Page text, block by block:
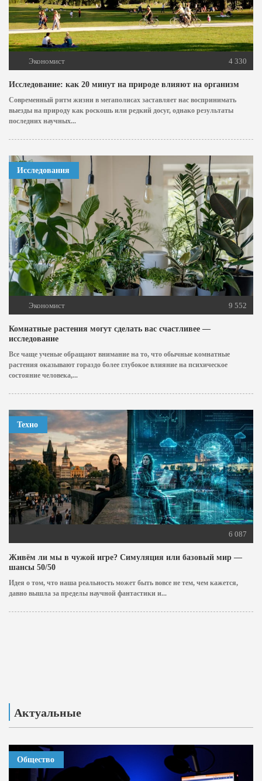
Экономист 4 330
Исследование: как 20 минут на природе влияют на организм
Современный ритм жизни в мегаполисах заставляет нас воспринимать
выезды на природу как роскошь или редкий досуг, однако результаты
последних научных...
Исследования
Экономист 9 552
Комнатные растения могут сделать вас счастливее —
исследование
Все чаще ученые обращают внимание на то, что обычные комнатные
растения оказывают гораздо более глубокое влияние на психическое
состояние человека,...
Техно
6 087
Живём ли мы в чужой игре? Симуляция или базовый мир —
шансы 50/50
Идея о том, что наша реальность может быть вовсе не тем, чем кажется,
давно вышла за пределы научной фантастики и...
Актуальные
Общество